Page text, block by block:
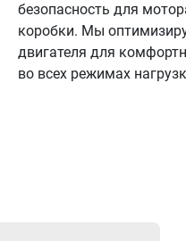
безопасность для
коробки. Мы
двигателя для
во всех режимах